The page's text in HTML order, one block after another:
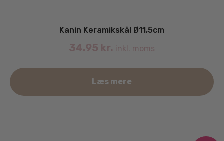
Kanin Keramikskål Ø11,5cm
34.95 kr. inkl. moms
Læs mere